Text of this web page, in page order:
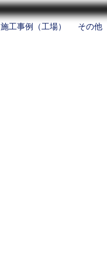
施工事例（工場） その他